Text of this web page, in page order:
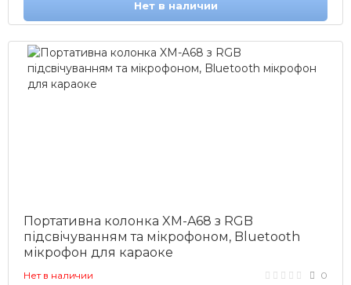
Нет в наличии
Портативна колонка XM-A68 з RGB
підсвічуванням та мікрофоном, Bluetooth
мікрофон для караоке
Нет в наличии 0